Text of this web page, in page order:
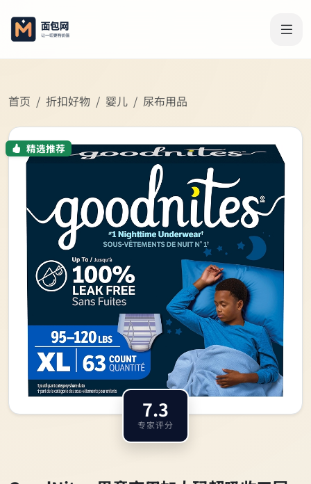
首页 折扣好物 婴儿 尿布用品
精选推荐
7.3
专家评分